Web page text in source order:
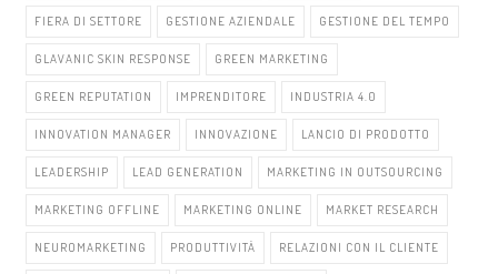
FIERA DI SETTORE GESTIONE AZIENDALE GESTIONE DEL TEMPO
GLAVANIC SKIN RESPONSE GREEN MARKETING
GREEN REPUTATION IMPRENDITORE INDUSTRIA 4.0
INNOVATION MANAGER INNOVAZIONE LANCIO DI PRODOTTO
LEADERSHIP LEAD GENERATION MARKETING IN OUTSOURCING
MARKETING OFFLINE MARKETING ONLINE MARKET RESEARCH
NEUROMARKETING PRODUTTIVITÀ RELAZIONI CON IL CLIENTE